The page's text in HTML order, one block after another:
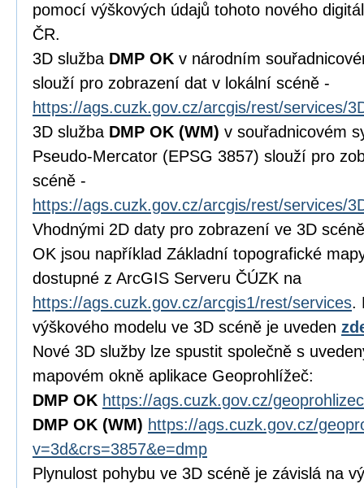
pomocí výškových údajů tohoto nového
ČR.
3D služba DMP OK v národním
slouží pro zobrazení dat v lokální scéně -
https://ags.cuzk.gov.cz/arcgis/rest/services/
3D služba DMP OK (WM) v souřadnicovém
Pseudo-Mercator (EPSG 3857) slouží pro
scéně -
https://ags.cuzk.gov.cz/arcgis/rest/services/
Vhodnými 2D daty pro zobrazení ve 3D
OK jsou například Základní topografické
dostupné z ArcGIS Serveru ČÚZK na
https://ags.cuzk.gov.cz/arcgis1/rest/services.
výškového modelu ve 3D scéně je uveden
Nové 3D služby lze spustit společně s
mapovém okně aplikace Geoprohlížeč:
DMP OK https://ags.cuzk.gov.cz/
DMP OK (WM) https://ags.cuzk.gov.cz/
v=3d&crs=3857&e=dmp
Plynulost pohybu ve 3D scéně je závislá na